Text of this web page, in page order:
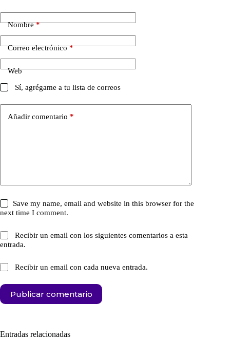
Nombre*
Correo electrónico*
Web
Sí, agrégame a tu lista de correos
Añadir comentario *
Save my name, email and website in this browser for the
next time I comment.
Recibir un email con los siguientes comentarios a esta
entrada.
Recibir un email con cada nueva entrada.
Publicar comentario
Entradas relacionadas